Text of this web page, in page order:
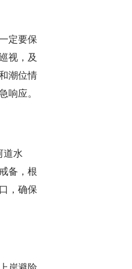
定要保
视，及
潮位情
响应。
道水
备，根
，确保